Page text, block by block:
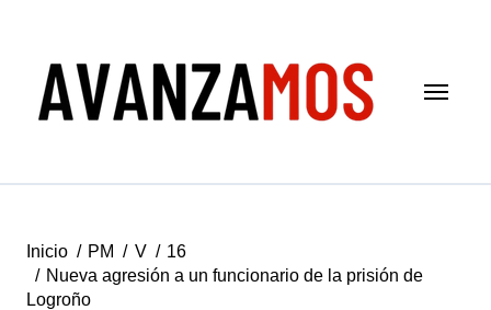
Inicio PM V
16
Nueva agresión a un funcionario de la prisión de
Logroño